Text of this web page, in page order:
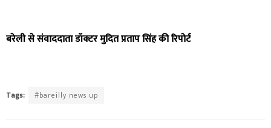
बरेली से संवाददाता डॉक्टर मुदित प्रताप सिंह की रिपोर्ट
Tags: #bareilly news up